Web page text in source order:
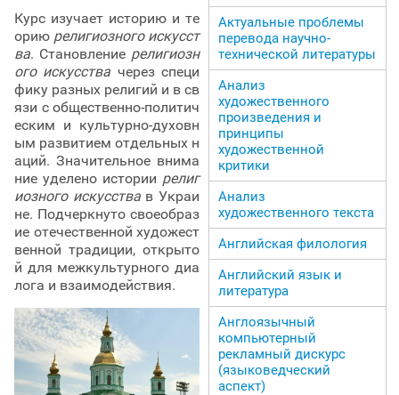
Курс изучает историю и те
орию религиозного искусст
ва. Становление религиозн
ого искусства через специ
фику разных религий и в св
язи с общественно-политич
еским и культурно-духовн
ым развитием отдельных н
аций. Значительное внима
ние уделено истории религ
иозного искусствав Украи
не. Подчеркнуто своеобраз
ие отечественной художест
венной традиции, открыто
й для межкультурного диа
лога и взаимодействия.
Актуальные проблемы
перевода научно-
технической литературы
Анализ
художественного
произведения и
принципы
художественной
критики
Анализ
художественного текста
Английская филология
Английский язык и
литература
Англоязычный
компьютерный
рекламный дискурс
(языковедческий
аспект)